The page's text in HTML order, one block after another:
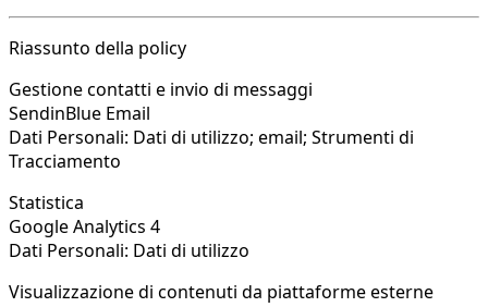
Riassunto della policy
Gestione contatti e invio di messaggi
SendinBlue Email
Dati Personali: Dati di utilizzo; email; Strumenti di
Tracciamento
Statistica
Google Analytics 4
Dati Personali: Dati di utilizzo
Visualizzazione di contenuti da piattaforme esterne